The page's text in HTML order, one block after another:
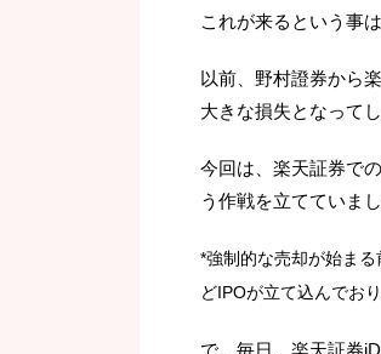
これが来るという事
以前、野村證券から
大きな損失となって
今回は、楽天証券で
う作戦を立てていまし
*強制的な売却が始ま
どIPOが立て込んでお
で、毎日、楽天証券